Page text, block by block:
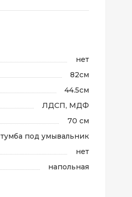
нет
82см
44.5см
ЛДСП, МДФ
70 см
тумба под умывальник
нет
напольная